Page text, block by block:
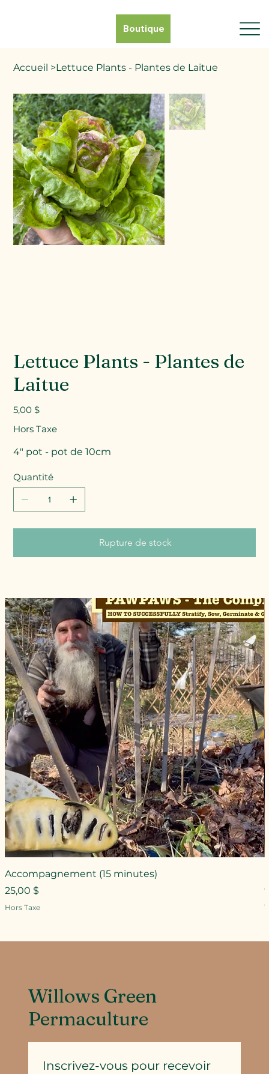
Boutique
Accueil >Lettuce Plants - Plantes de Laitue
Lettuce Plants - Plantes de
Laitue
Prix
5,00 $
Hors Taxe
4" pot - pot de 10cm
Quantité
Rupture de stock
Accompagnement (15 minutes)
Prix
25,00 $
Hors Taxe
Willows Green
Permaculture
Inscrivez-vous pour recevoir